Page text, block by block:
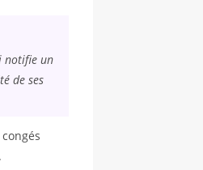
notifie un
de ses